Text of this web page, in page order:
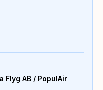
Flyg AB / PopulAir